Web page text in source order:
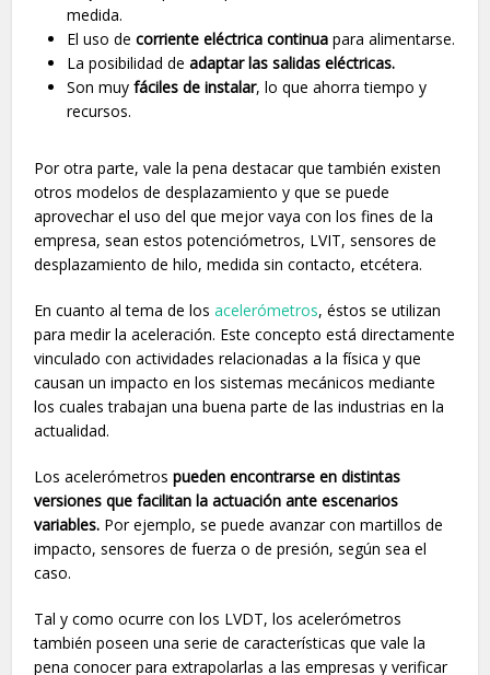
medida.
El uso decorriente eléctrica continuapara alimentarse.
La posibilidad deadaptar las salidas eléctricas.
Son muyfáciles de instalar, lo que ahorra tiempo y
recursos.
Por otra parte, vale la pena destacar que también existen
otros modelos de desplazamiento y que se puede
aprovechar el uso del que mejor vaya con los fines de la
empresa, sean estos potenciómetros, LVIT, sensores de
desplazamiento de hilo, medida sin contacto, etcétera.
En cuanto al tema de losacelerómetros, éstos se utilizan
para medir la aceleración. Este concepto está directamente
vinculado con actividades relacionadas a la física y que
causan un impacto en los sistemas mecánicos mediante
los cuales trabajan una buena parte de las industrias en la
actualidad.
Los acelerómetrospueden encontrarse en distintas
versiones que facilitan la actuación ante escenarios
variables. Por ejemplo, se puede avanzar con martillos de
impacto, sensores de fuerza o de presión, según sea el
caso.
Tal y como ocurre con los LVDT, los acelerómetros
también poseen una serie de características que vale la
pena conocer para extrapolarlas a las empresas y verificar